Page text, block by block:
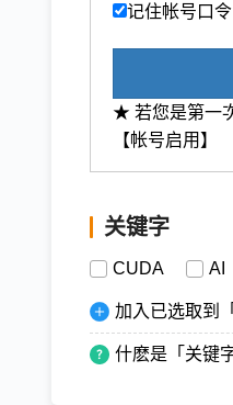
记住帐号口令
★ 若您是第一
【帐号启用】
关键字
CUDA AI
加入已选取到
什麽是「关键